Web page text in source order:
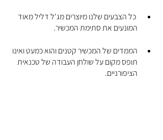
כל הצבעים שלנו מיוצרים מג'ל דליל מאוד
המונעים את סתימת המכשיר.
הממדים של המכשיר קטנים והוא כמעט ואינו
תופס מקום על שולחן העבודה של טכנאית
הציפורניים.